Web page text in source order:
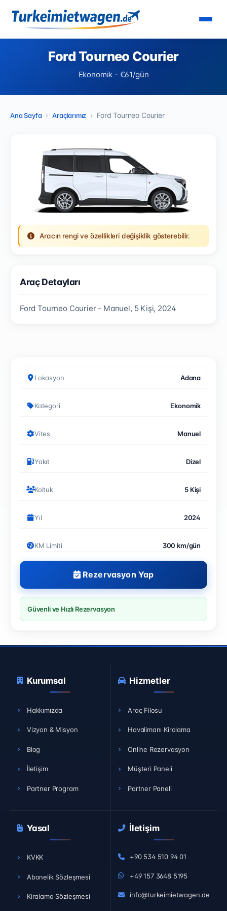
Ford Tourneo Courier
Ekonomik - €61/gün
Ana Sayfa Araçlarımız Ford Tourneo Courier
Aracın rengi ve özellikleri değişiklik gösterebilir.
Araç Detayları
Ford Tourneo Courier - Manuel, 5 Kişi, 2024
Lokasyon Adana
Kategori Ekonomik
Vites Manuel
Yakıt Dizel
Koltuk 5 Kişi
Yıl 2024
KM Limiti 300 km/gün
Rezervasyon Yap
Güvenli ve Hızlı Rezervasyon
Kurumsal
Hakkımızda
Vizyon & Misyon
Blog
İletişim
Partner Program
Hizmetler
Araç Filosu
Havalimanı Kiralama
Online Rezervasyon
Müşteri Paneli
Partner Paneli
Yasal
KVKK
Abonelik Sözleşmesi
Kiralama Sözleşmesi
İletişim
+90 534 510 94 01
+49 157 3648 5195
info@turkeimietwagen.de